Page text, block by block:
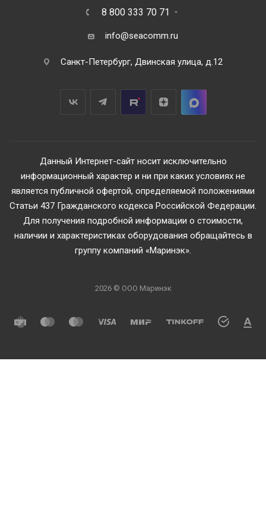
8 800 333 70 71
info@seacomm.ru
Санкт-Петербург, Двинская улица, д.12
Данный Интернет-сайт носит исключительно
информационный характер и ни при каких условиях не
является публичной офертой, определяемой положениями
Статьи 437 Гражданского кодекса Российской Федерации.
Для получения подробной информации о стоимости,
наличии и характеристиках оборудования обращайтесь в
группу компаний «Маринэк».
2026 © ООО Маринэк